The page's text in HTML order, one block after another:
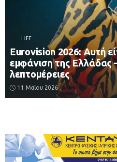
LIFE
Eurovision 2026: Αυτή
εμφάνιση της Ελλάδας
λεπτομέρειες
11 Μαΐου 2026